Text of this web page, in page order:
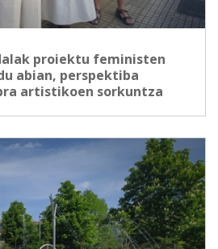
proiektu feministen
abian, perspektiba
artistikoen sorkuntza